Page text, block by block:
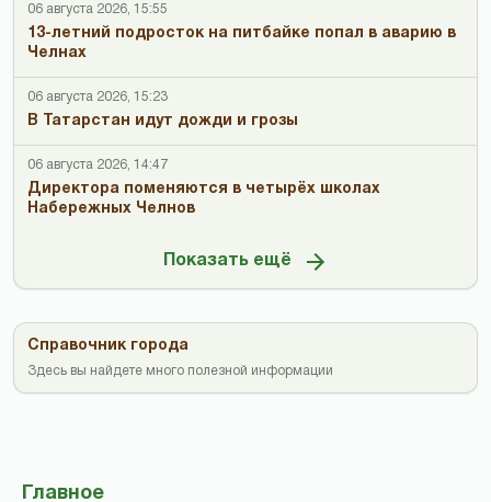
06 августа 2026, 15:55
13-летний подросток на питбайке попал в аварию в
Челнах
06 августа 2026, 15:23
В Татарстан идут дожди и грозы
06 августа 2026, 14:47
Директора поменяются в четырёх школах
Набережных Челнов
Показать ещё
Справочник города
Здесь вы найдете много полезной информации
Главное